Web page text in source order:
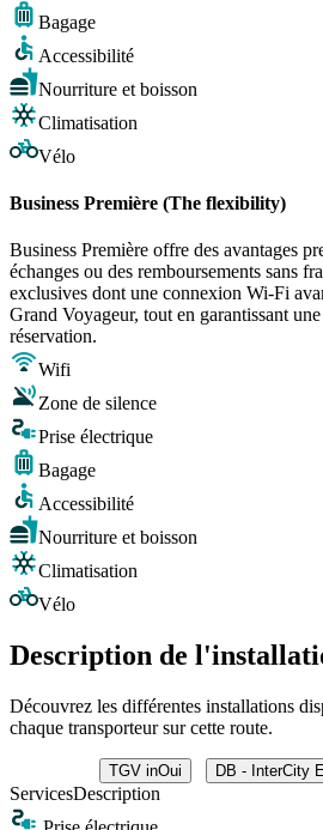
Bagage
Accessibilité
Nourriture et boisson
Climatisation
Vélo
Business Première (The flexibility)
Business Première offre des avantages
échanges ou des remboursements sans
exclusives dont une connexion Wi-Fi
Grand Voyageur, tout en garantissant
réservation.
Wifi
Zone de silence
Prise électrique
Bagage
Accessibilité
Nourriture et boisson
Climatisation
Vélo
Description de
Découvrez les différentes installations
chaque transporteur sur cette route.
TGV inOui DB - InterCity
ServicesDescription